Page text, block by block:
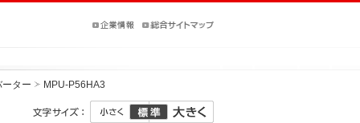
ター MPU-P56HA3